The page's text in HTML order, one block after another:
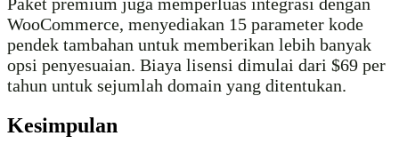
WooCommerce, menyediakan 15 parameter kode
pendek tambahan untuk memberikan lebih banyak
opsi penyesuaian. Biaya lisensi dimulai dari $69 per
tahun untuk sejumlah domain yang ditentukan.
Kesimpulan